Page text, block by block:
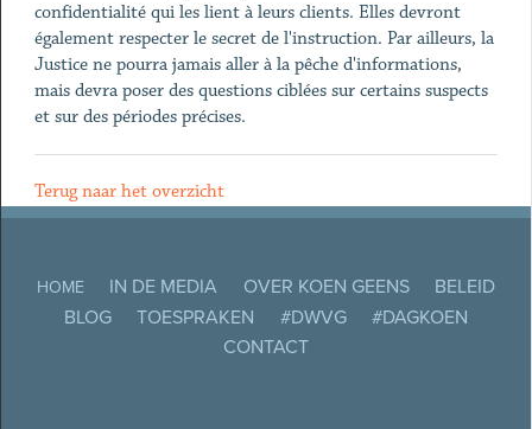
confidentialité qui les lient à leurs clients. Elles devront
également respecter le secret de l'instruction. Par ailleurs, la
Justice ne pourra jamais aller à la pêche d'informations,
mais devra poser des questions ciblées sur certains suspects
et sur des périodes précises.
Terug naar het overzicht
HOME IN DE MEDIA OVER KOEN GEENS
BELEID
BLOG
TOESPRAKEN #DWVG
#DAGKOEN
CONTACT